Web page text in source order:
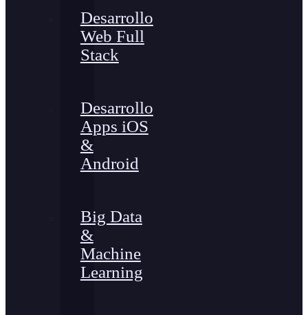
Desarrollo
Web Full
Stack
Desarrollo
Apps iOS
&
Android
Big Data
&
Machine
Learning